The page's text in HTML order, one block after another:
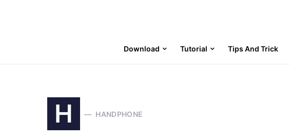
Download Tutorial Tips And Trick
H HANDPHONE